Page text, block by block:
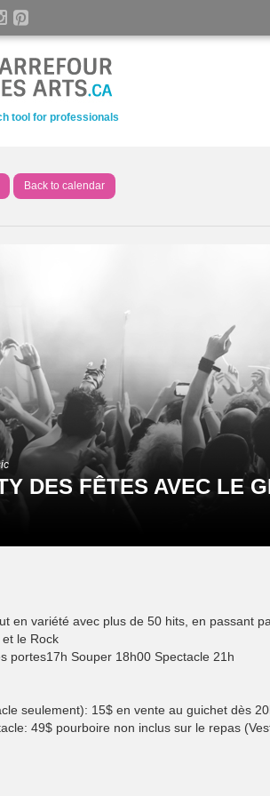
tool for professionals
Back to calendar
DES FÊTES AVEC LE
en variété avec plus de 50 hits, en passant
le Rock
portes17h Souper 18h00 Spectacle 21h
seulement): 15$ en vente au guichet dès
49$ pourboire non inclus sur le repas